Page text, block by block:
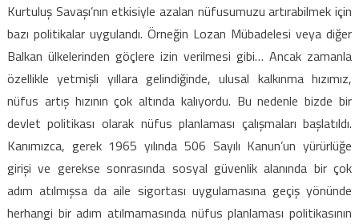
Kurtuluş Savaşı’nın etkisiyle azalan nüfusumuzu artırabilmek için
bazı politikalar uygulandı. Örneğin Lozan Mübadelesi veya diğer
Balkan ülkelerinden göçlere izin verilmesi gibi… Ancak zamanla
özellikle yetmişli yıllara gelindiğinde, ulusal kalkınma hızımız,
nüfus artış hızının çok altında kalıyordu. Bu nedenle bizde bir
devlet politikası olarak nüfus planlaması çalışmaları başlatıldı.
Kanımızca, gerek 1965 yılında 506 Sayılı Kanun’un yürürlüğe
girişi ve gerekse sonrasında sosyal güvenlik alanında bir çok
adım atılmışsa da aile sigortası uygulamasına geçiş yönünde
herhangi bir adım atılmamasında nüfus planlaması politikasının